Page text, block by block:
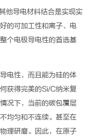
他导电材料结合是实现实
的可加工性和离子、电
个电极导电性的首选基
电性，而且能为硅的体
获得完美的Si/C纳米复
况下，当前的碳包覆层
均匀和不连续。甚至在
理研磨。因此，在原子